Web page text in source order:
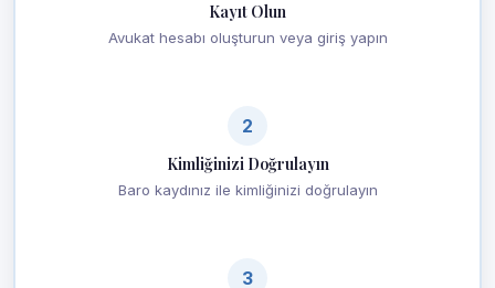
Kayıt Olun
Avukat hesabı oluşturun veya giriş yapın
2
Kimliğinizi Doğrulayın
Baro kaydınız ile kimliğinizi doğrulayın
3